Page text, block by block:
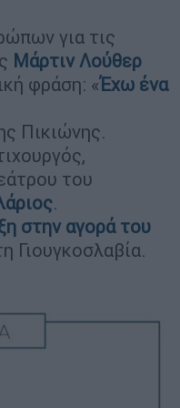
για τις
Μάρτιν Λούθερ
φράση: «Έχω ένα
Πικιώνης.
του
.
στην αγορά του
Γιουγκοσλαβία.